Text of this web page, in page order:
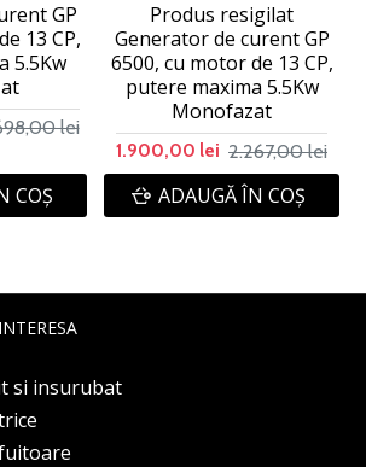
GP
13 CP,
5.5Kw
lei
COŞ
Produs resigilat
Generator de curent GP
6500, cu motor de 13 CP,
putere maxima 5.5Kw
Monofazat
1.900,00 lei 2.267,00 lei
ADAUGĂ ÎN COŞ
si insurubat